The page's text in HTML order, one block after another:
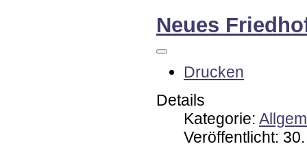
Neues
Drucken
Details
Kategorie:
Veröffentlicht: